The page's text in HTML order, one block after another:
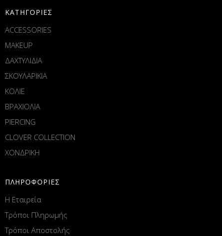
ΚΑΤΗΓΟΡΙΕΣ
ACCESSORIES
MAKEUP
ΔΑΧΤΥΛΙΔΙΑ
ΣΚΟΥΛΑΡΙΚΙΑ
ΚΟΛΙΕ
ΒΡΑΧΙΟΛΙΑ
PIERCING
CLOVER COLLECTION
ΧΟΝΔΡΙΚΗ
ΠΛΗΡΟΦΟΡΙΕΣ
Η Εταιρεία
Τρόποι Πληρωμής
Τρόποι Αποστολής